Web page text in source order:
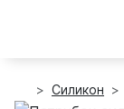
Силикон